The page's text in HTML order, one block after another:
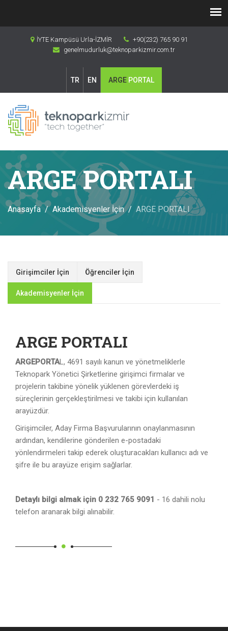
İYTE Kampüsü Urla-İZMİR
+90(232) 765 90 91
genelmudurluk@teknoparkizmir.com.tr
TR EN ARGE PORTAL
ARGE PORTALI
Anasayfa Akademisyenler İçin ARGE PORTALI
Girişimciler İçin Öğrenciler İçin
Akademisyenler İçin
ARGE PORTALI
ARGEPORTAL, 4691 sayılı kanun ve yönetmeliklerle
Teknopark Yönetici Şirketlerine girişimci firmalar ve
projelerin takibine yönelik yüklenen görevlerdeki iş
süreçlerinin gerçekleştirilmesi ve takibi için kullanılan
arayüzdür.
Girişimciler, Aday Firma Başvurularının onaylanmasının
ardından, kendilerine gönderilen e-postadaki
yönlendirmeleri takip ederek oluşturacakları kullanıcı adı ve
şifre ile bu arayüze erişim sağlarlar.
Detaylı bilgi almak için 0 232 765 9091 - 16 dahili nolu
telefon aranarak bilgi alınabilir.